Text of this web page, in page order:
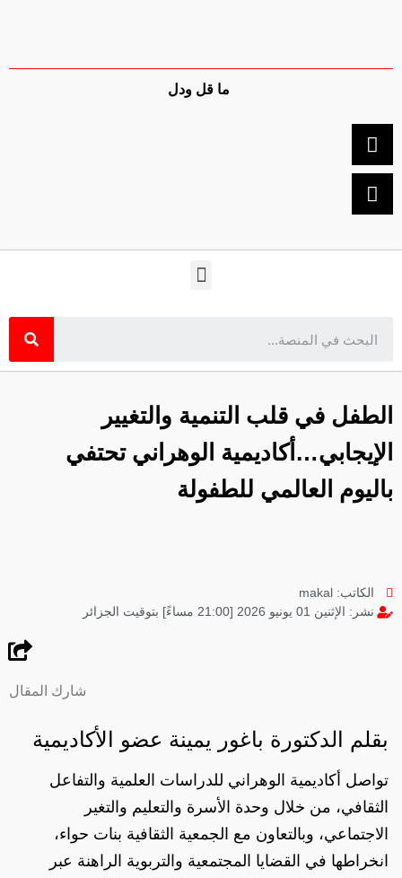
ما قل ودل
الطفل في قلب التنمية والتغيير
الإيجابي…أكاديمية الوهراني تحتفي
باليوم العالمي للطفولة
الكاتب: makal
نشر: الإثنين 01 يونيو 2026 [21:00 مساءً] بتوقيت الجزائر
شارك المقال
بقلم الدكتورة باغور يمينة عضو الأكاديمية
تواصل أكاديمية الوهراني للدراسات العلمية والتفاعل
الثقافي، من خلال وحدة الأسرة والتعليم والتغير
الاجتماعي، وبالتعاون مع الجمعية الثقافية بنات حواء،
انخراطها في القضايا المجتمعية والتربوية الراهنة عبر